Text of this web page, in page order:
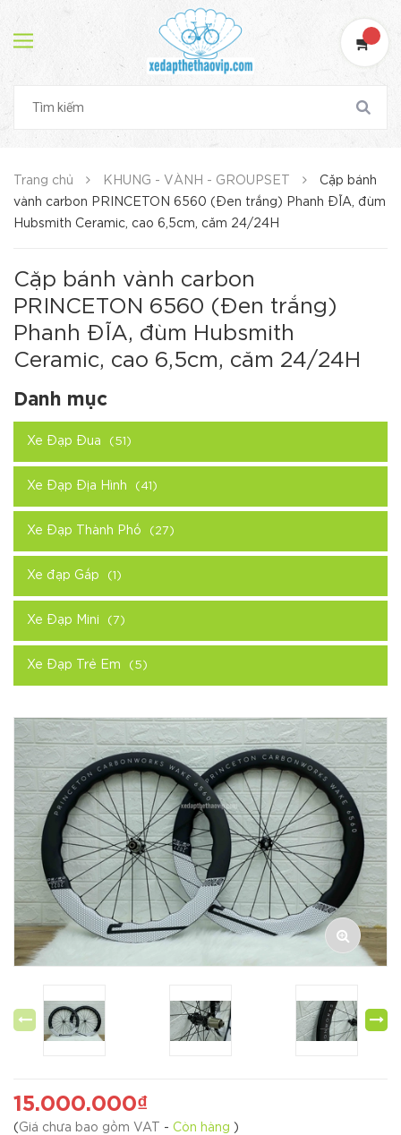
Trang chủ KHUNG - VÀNH - GROUPSET
Cặp bánh
vành carbon PRINCETON 6560 (Đen trắng) Phanh ĐĨA, đùm
Hubsmith Ceramic, cao 6,5cm, căm 24/24H
Cặp bánh vành carbon
PRINCETON 6560 (Đen trắng)
Phanh ĐĨA, đùm Hubsmith
Ceramic, cao 6,5cm, căm 24/24H
Danh mục
Xe Đạp Đua (51)
Xe Đạp Địa Hình (41)
Xe Đạp Thành Phố (27)
Xe đạp Gấp (1)
Xe Đạp Mini (7)
Xe Đạp Trẻ Em (5)
15.000.000₫
( Giá chưa bao gồm VAT - Còn hàng )